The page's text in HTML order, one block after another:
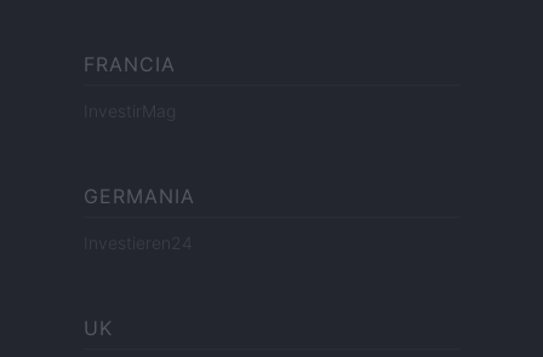
FRANCIA
InvestirMag
GERMANIA
Investieren24
UK